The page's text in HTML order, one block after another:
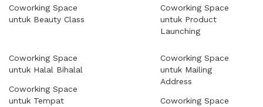
Coworking Space
untuk Beauty Class
Coworking Space
untuk Product
Launching
Coworking Space
untuk Halal Bihalal
Coworking Space
untuk Tempat
Coworking Space
untuk Mailing
Address
Coworking Space